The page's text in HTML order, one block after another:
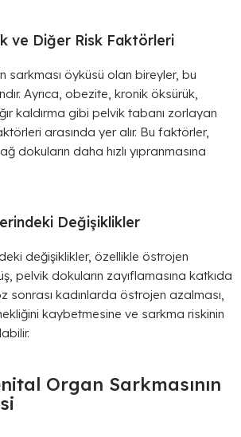
ve Diğer Risk Faktörleri
sarkması öyküsü olan bireyler, bu
Ayrıca, obezite, kronik öksürük,
kaldırma gibi pelvik tabanı zorlayan
arasında yer alır. Bu faktörler,
dokuların daha hızlı yıpranmasına
Değişiklikler
değişiklikler, özellikle östrojen
pelvik dokuların zayıflamasına katkıda
sonrası kadınlarda östrojen azalması,
kaybetmesine ve sarkma riskinin
Organ Sarkmasının